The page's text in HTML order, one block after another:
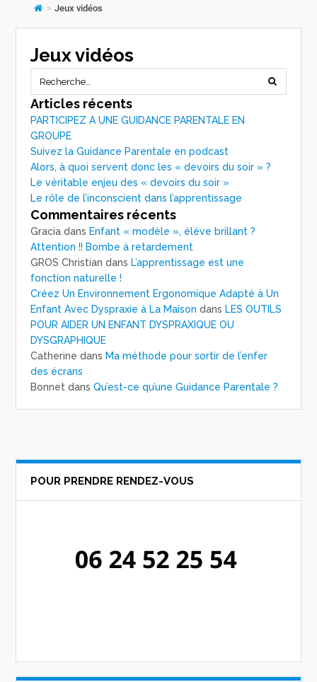
> Jeux vidéos
Jeux vidéos
Articles récents
PARTICIPEZ A UNE GUIDANCE PARENTALE EN
GROUPE
Suivez la Guidance Parentale en podcast
Alors, à quoi servent donc les « devoirs du soir » ?
Le véritable enjeu des « devoirs du soir »
Le rôle de l’inconscient dans l’apprentissage
Commentaires récents
Gracia dans Enfant « modèle », élève brillant ?
Attention !! Bombe à retardement
GROS Christian dans L’apprentissage est une
fonction naturelle !
Créez Un Environnement Ergonomique Adapté à Un
Enfant Avec Dyspraxie à La Maison dans LES OUTILS
POUR AIDER UN ENFANT DYSPRAXIQUE OU
DYSGRAPHIQUE
Catherine dans Ma méthode pour sortir de l’enfer
des écrans
Bonnet dansQu’est-ce qu’une Guidance Parentale ?
POUR PRENDRE RENDEZ-VOUS